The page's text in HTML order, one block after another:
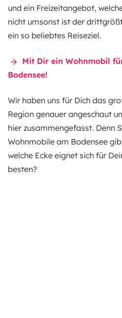
und ein Freizeitangebot,
nicht umsonst ist der
ein so beliebtes Reiseziel.
Mit Dir ein Wohnmobil
Bodensee!
Wir haben uns für Dich das
Region genauer angeschaut
hier zusammengefasst. Denn
Wohnmobile am Bodensee
welche Ecke eignet sich für
besten?